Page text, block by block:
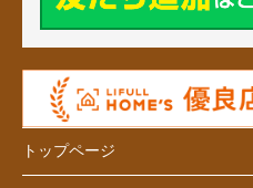
トップページ